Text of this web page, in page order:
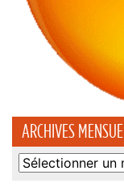
ARCHIVES
Archives